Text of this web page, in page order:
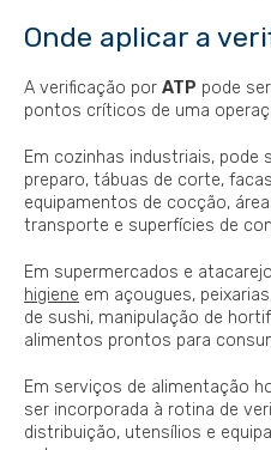
Onde aplicar a
A verificação por ATP pode
pontos críticos de uma
Em cozinhas industriais, pode
preparo, tábuas de corte,
equipamentos de cocção,
transporte e superfícies de
Em supermercados e
higiene em açougues,
de sushi, manipulação de
alimentos prontos para
Em serviços de alimentação
ser incorporada à rotina de
distribuição, utensílios e